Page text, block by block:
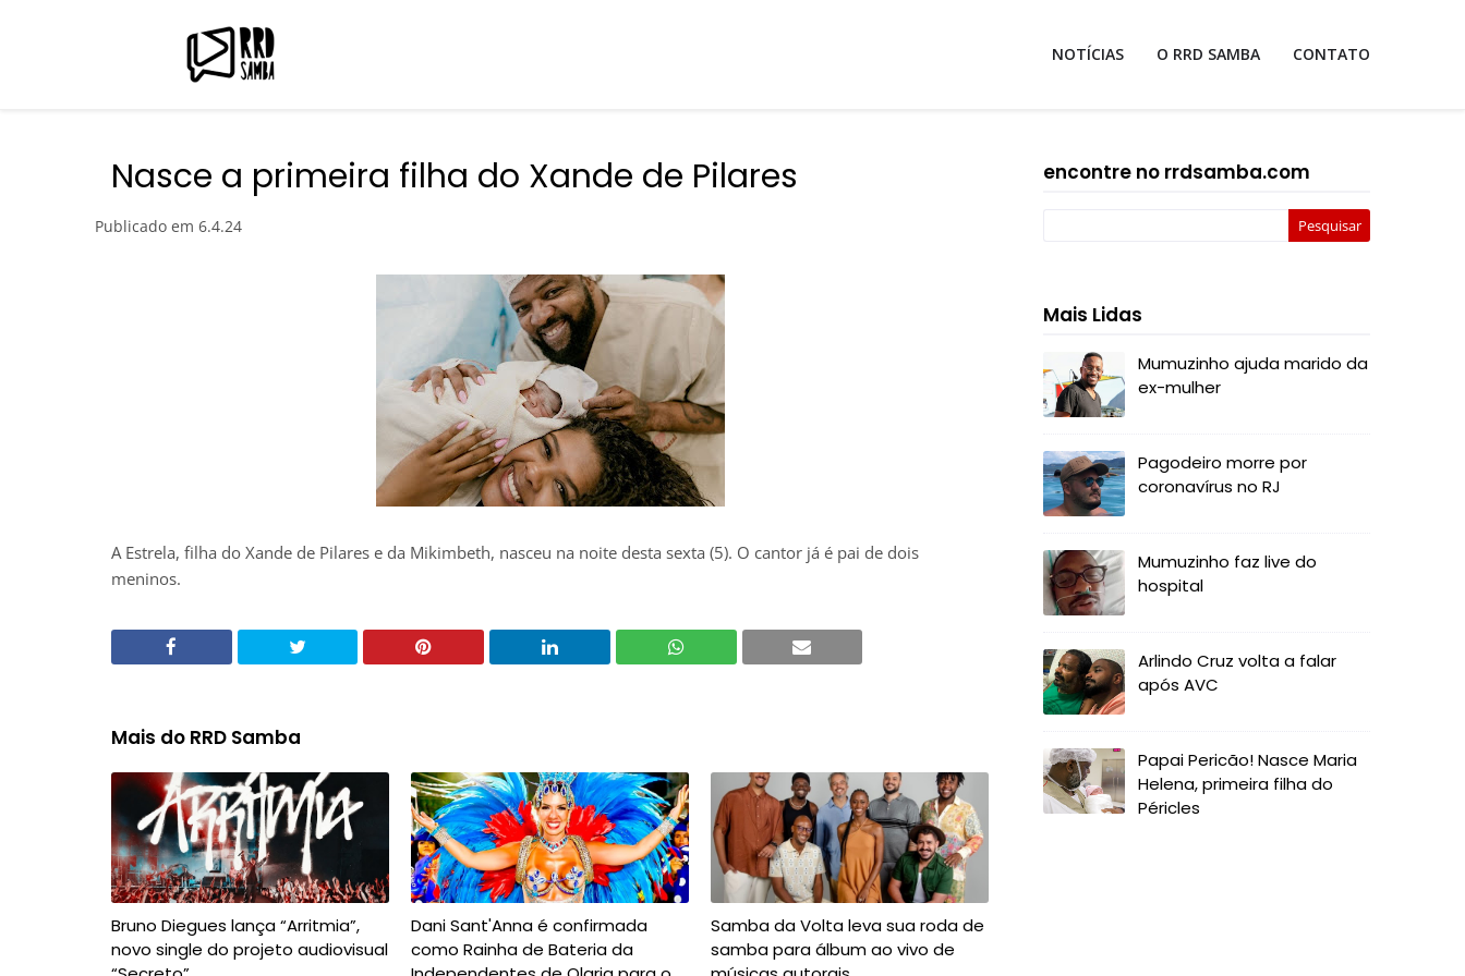
NOTÍCIAS O RRD SAMBA CONTATO
Nasce a primeira filha do Xande de Pilares
Publicado em 6.4.24
A Estrela, filha do Xande de Pilares e da Mikimbeth, nasceu na noite desta sexta (5). O cantor já é pai de dois
meninos.
Mais do RRD Samba
Bruno Diegues lança “Arritmia”,
novo single do projeto audiovisual
Dani Sant'Anna é confirmada
como Rainha de Bateria da
Samba da Volta leva sua roda de
samba para álbum ao vivo de
encontre no rrdsamba.com
Mais Lidas
Mumuzinho ajuda marido da
ex-mulher
Pagodeiro morre por
coronavírus no RJ
Mumuzinho faz live do
hospital
Arlindo Cruz volta a falar
após AVC
Papai Pericão! Nasce Maria
Helena, primeira filha do
Péricles